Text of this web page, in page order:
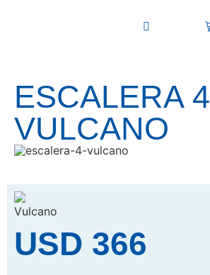
ESCALERA 4
VULCANO
USD 366